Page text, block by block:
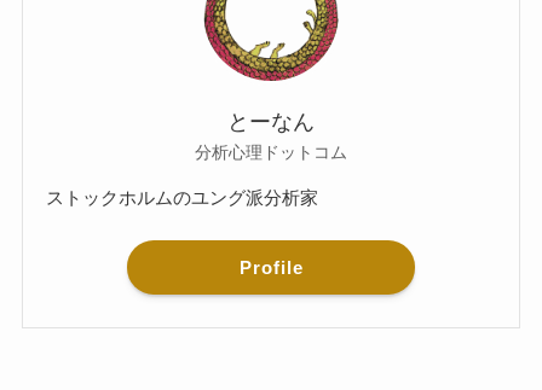
とーなん
分析心理ドットコム
ストックホルムのユング派分析家
Profile